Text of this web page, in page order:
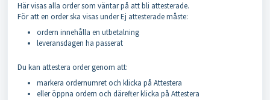
Här visas alla order som väntar på att bli attesterade.
För att en order ska visas under Ej attesterade måste:
ordern innehålla en utbetalning
leveransdagen ha passerat
Du kan attestera order genom att:
markera ordernumret och klicka på Attestera
eller öppna ordern och därefter klicka på Attestera